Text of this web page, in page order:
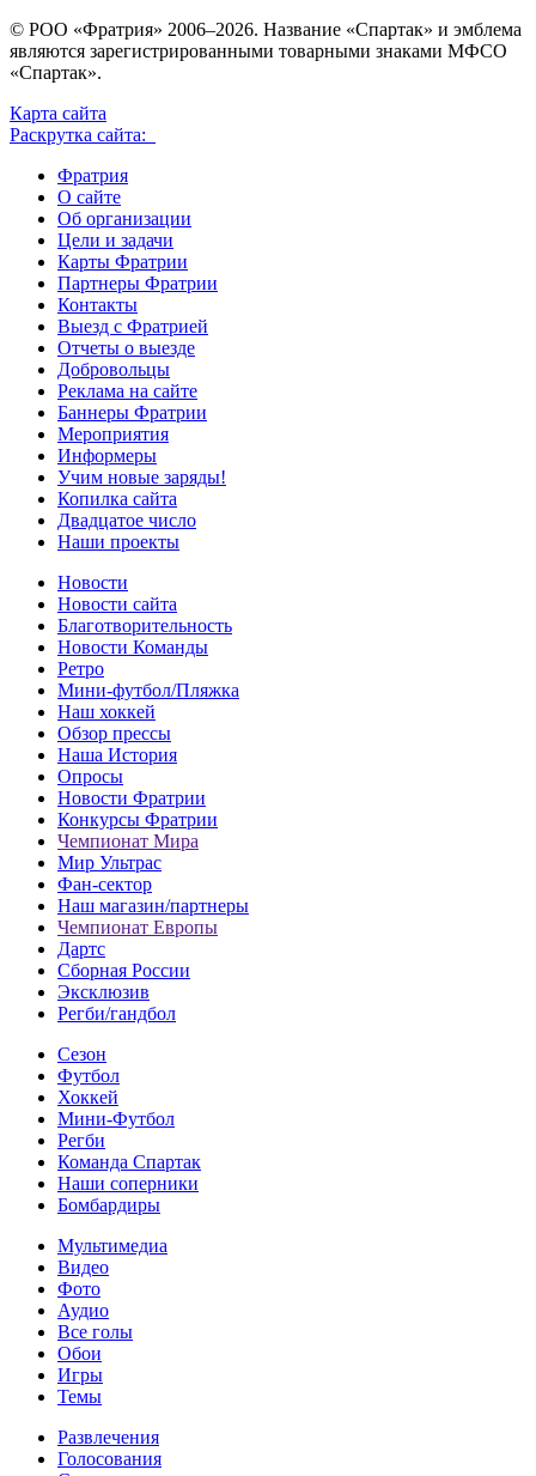
© РОО «Фратрия» 2006–2026. Название «Спартак» и эмблема
являются зарегистрированными товарными знаками МФСО
«Спартак».
Карта сайта
Раскрутка сайта:
Фратрия
О сайте
Об организации
Цели и задачи
Карты Фратрии
Партнеры Фратрии
Контакты
Выезд с Фратрией
Отчеты о выезде
Добровольцы
Реклама на сайте
Баннеры Фратрии
Мероприятия
Информеры
Учим новые заряды!
Копилка сайта
Двадцатое число
Наши проекты
Новости
Новости сайта
Благотворительность
Новости Команды
Ретро
Мини-футбол/Пляжка
Наш хоккей
Обзор прессы
Наша История
Опросы
Новости Фратрии
Конкурсы Фратрии
Чемпионат Мира
Мир Ультрас
Фан-cектор
Наш магазин/партнеры
Чемпионат Европы
Дартс
Сборная России
Эксклюзив
Регби/гандбол
Сезон
Футбол
Хоккей
Мини-Футбол
Регби
Команда Спартак
Наши соперники
Бомбардиры
Мультимедиа
Видео
Фото
Аудио
Все голы
Обои
Игры
Темы
Развлечения
Голосования